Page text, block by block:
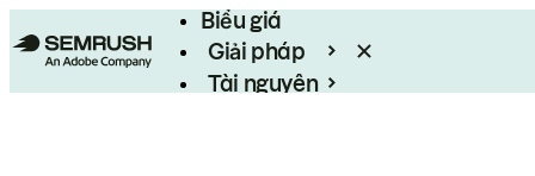
Biểu giá
Giải pháp
Tài nguyên